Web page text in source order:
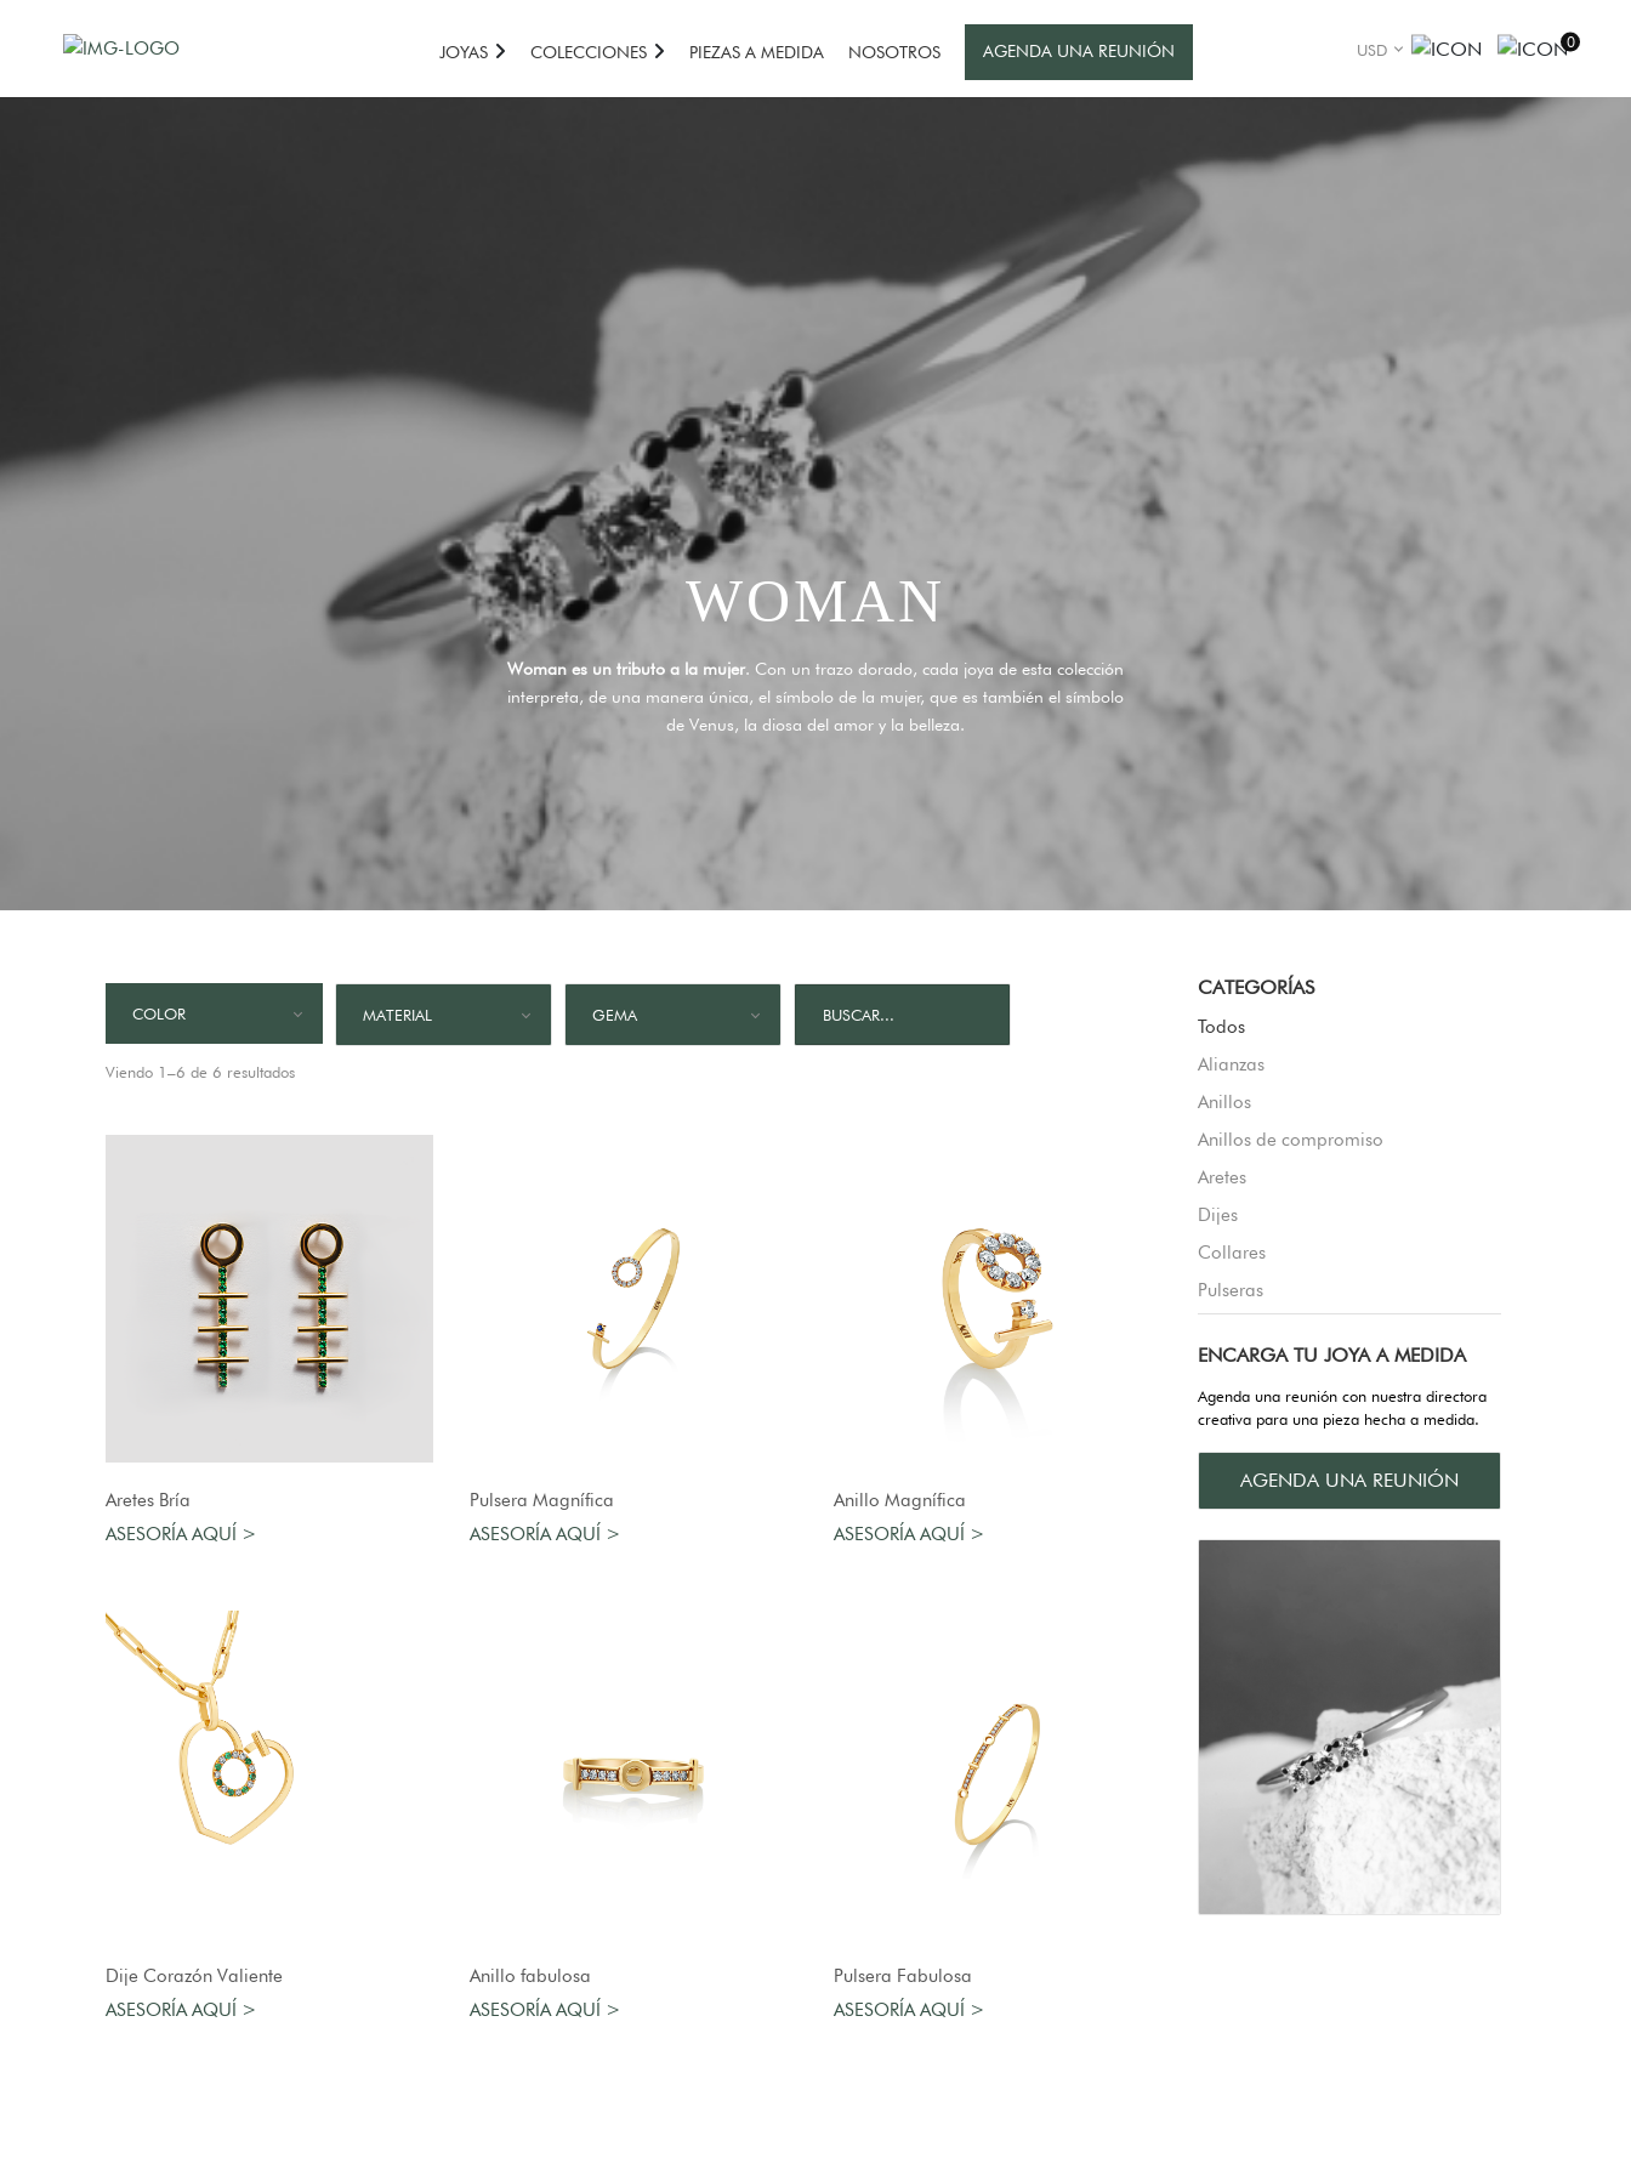
JOYAS COLECCIONES PIEZAS A MEDIDA NOSOTROS AGENDA UNA REUNIÓN USD 0
WOMAN
Woman es un tributo a la mujer. Con un trazo dorado, cada joya de esta colección
interpreta, de una manera única, el símbolo de la mujer, que es también el símbolo
de Venus, la diosa del amor y la belleza.
COLOR MATERIAL GEMA
Viendo 1–6 de 6 resultados
Aretes Bría
ASESORÍA AQUÍ >
AGREGAR AL CARRO
Pulsera Magnífica
ASESORÍA AQUÍ >
AGREGAR AL CARRO
Anillo Magnífica
ASESORÍA AQUÍ >
AGREGAR AL CARRO
Dije Corazón Valiente
ASESORÍA AQUÍ >
Anillo fabulosa
ASESORÍA AQUÍ >
AGREGAR AL CARRO
Pulsera Fabulosa
ASESORÍA AQUÍ >
CATEGORÍAS
Todos
Alianzas
Anillos
Anillos de compromiso
Aretes
Dijes
Collares
Pulseras
ENCARGA TU JOYA A MEDIDA
Agenda una reunión con nuestra directora
creativa para una pieza hecha a medida.
AGENDA UNA REUNIÓN